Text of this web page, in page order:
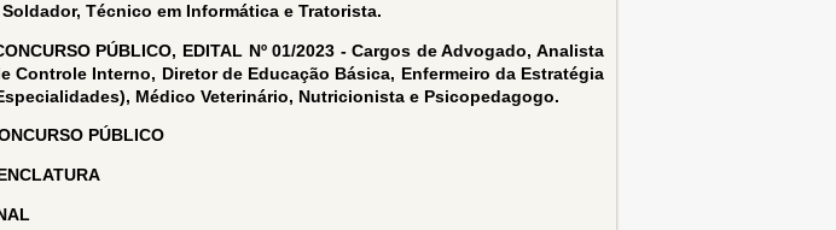
Técnico em Informática e Tratorista.
PÚBLICO, EDITAL Nº 01/2023 - Cargos de Advogado, Analista
Interno, Diretor de Educação Básica, Enfermeiro da Estratégia
Médico Veterinário, Nutricionista e Psicopedagogo.
PÚBLICO